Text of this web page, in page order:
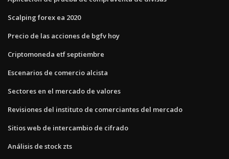
Scalping forex ea 2020
Precio de las acciones de bgfv hoy
Criptomoneda etf septiembre
Escenarios de comercio alcista
Sectores en el mercado de valores
Revisiones del instituto de comerciantes del mercado
Sitios web de intercambio de cifrado
Análisis de stock zts